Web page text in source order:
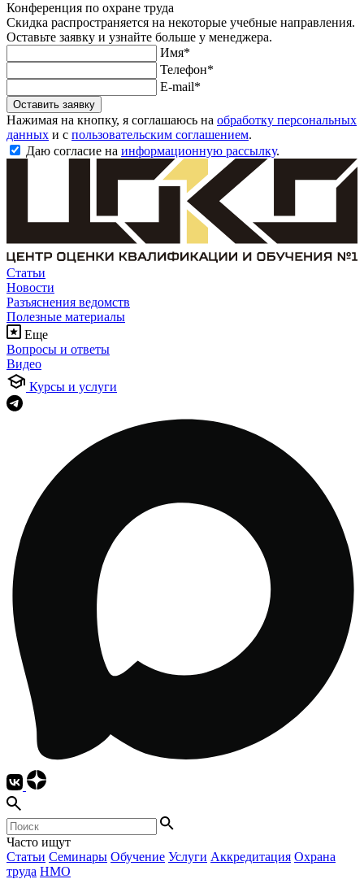
Конференция по охране труда
Скидка распространяется на некоторые учебные направления.
Оставьте заявку и узнайте больше у менеджера.
Имя*
Телефон*
E-mail*
Оставить заявку
Нажимая на кнопку, я соглашаюсь на обработку персональных
данных и с пользовательским соглашением.
Даю согласие на информационную рассылку.
Статьи
Новости
Разъяснения ведомств
Полезные материалы
Еще
Вопросы и ответы
Видео
Курсы и услуги
Часто ищут
Статьи Семинары Обучение Услуги Аккредитация Охрана
труда НМО